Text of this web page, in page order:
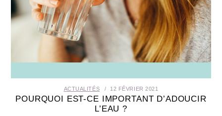
ACTUALITÉS 12 FÉVRIER 2021
POURQUOI EST-CE IMPORTANT D’ADOUCIR
L’EAU ?